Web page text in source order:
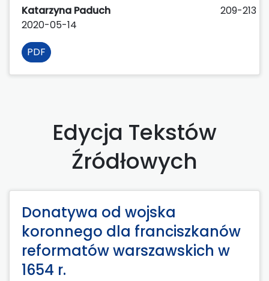
Katarzyna Paduch
209-213
2020-05-14
PDF
Edycja Tekstów
Źródłowych
Donatywa od wojska
koronnego dla franciszkanów
reformatów warszawskich w
1654 r.